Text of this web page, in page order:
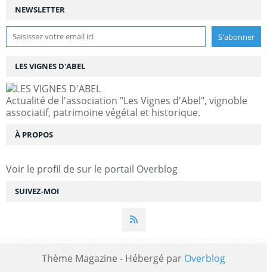
NEWSLETTER
SUIVEZ-MOI
LES VIGNES D'ABEL
Actualité de l'association "Les Vignes d'Abel", vignoble
associatif, patrimoine végétal et historique.
À PROPOS
Voir le profil de sur le portail Overblog
Thème Magazine - Hébergé par Overblog